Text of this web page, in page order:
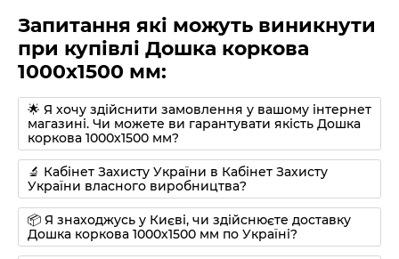
Запитання які можуть виникнути
при купівлі Дошка коркова
1000х1500 мм:
🌟 Я хочу здійснити замовлення у вашому інтернет
магазині. Чи можете ви гарантувати якість Дошка
коркова 1000х1500 мм?
🔬 Кабінет Захисту України в Кабінет Захисту
України власного виробництва?
📦 Я знаходжусь у Києві, чи здійснюєте доставку
Дошка коркова 1000х1500 мм по Україні?